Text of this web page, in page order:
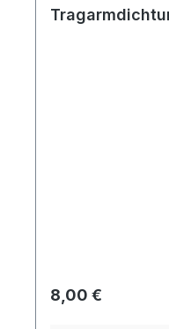
Regulärer Preis:
8,00 €